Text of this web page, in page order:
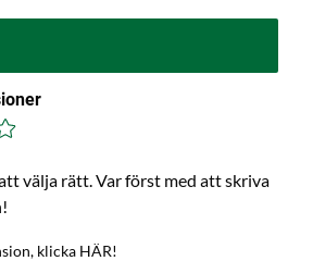
välja rätt. Var först med att skriva
klicka HÄR!